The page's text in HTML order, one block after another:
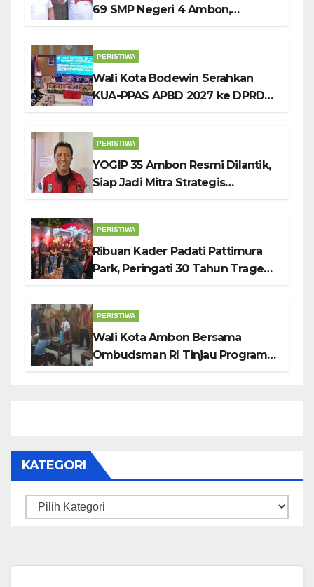
69 SMP Negeri 4 Ambon,
PERISTIWA
Wali Kota Bodewin Serahkan
KUA-PPAS APBD 2027 ke DPRD
PERISTIWA
YOGIP 35 Ambon Resmi Dilantik,
Siap Jadi Mitra Strategis
PERISTIWA
Ribuan Kader Padati Pattimura
Park, Peringati 30 Tahun Tragedi
PERISTIWA
Wali Kota Ambon Bersama
Ombudsman RI Tinjau Program
KATEGORI
Kategori